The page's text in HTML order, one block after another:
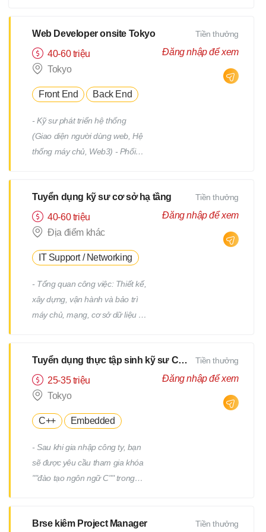
triển Quản lý: Chất lượng
(Quality) Tiến độ (Progress)
Thời hạn (Deadline)
Web Developer onsite Tokyo
40-60 triệu
Tokyo
Front End Back End
- Kỹ sư phát triển hệ thống
(Giao diện người dùng web, Hệ
thống máy chủ, Web3) - Phối
chính hoặc từng địa điểm dự án
(trong phạm vi 23 quận của
Tokyo) *Việc chuyển giao dự án
Tiền thưởng
Đăng nhập để xem
Tuyển dụng kỹ sư cơ sở hạ tầng
40-60 triệu
Địa điểm khác
IT Support / Networking
- Tổng quan công việc: Thiết kế,
xây dựng, vận hành và bảo trì
máy chủ, mạng, cơ sở dữ liệu /
cả các giai đoạn trên và dưới
của quy trình. Chúng tôi sẽ giao
cho bạn các công việc phù hợp
bạn. - Ví dụ về công việc: Thiết
Windows/Linux Tái cấu trúc hạ
tầng liên quan đến việc thay thế
hệ điều hành hoặc phần mềm
Tiền thưởng
Đăng nhập để xem
Tuyển dụng thực tập sinh kỹ sư CNTT
25-35 triệu
Tokyo
C++ Embedded
- Sau khi gia nhập công ty, bạn
sẽ được yêu cầu tham gia khóa
""đào tạo ngôn ngữ C"" trong
yêu cầu tham gia thêm một
Tiền thưởng
Đăng nhập để xem
Brse kiêm Project Manager
Tiền thưởng